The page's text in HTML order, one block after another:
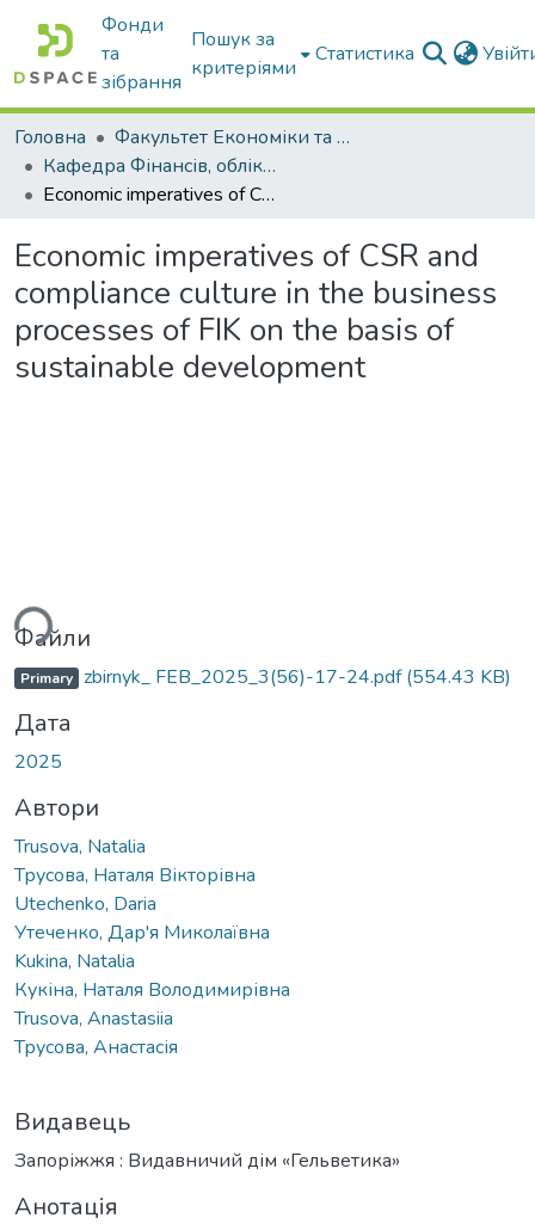
Фонди
та
зібрання
Пошук за
критеріями
Статистика
Головна
Факультет Економіки та бізнесу
Кафедра Фінансів, обліку і оподаткування
Economic imperatives of CSR and compliance culture in the business processes of FIK on the basis of sustainable development
Economic imperatives of CSR and
compliance culture in the business
processes of FIK on the basis of
sustainable development
Файли
Primary zbirnyk_ FEB_2025_3(56)-17-24.pdf(554.43 KB)
Дата
2025
Автори
Trusova, Natalia
Трусова, Наталя Вікторівна
Utechenko, Daria
Утеченко, Дар'я Миколаївна
Kukina, Natalia
Кукіна, Наталя Володимирівна
Trusova, Anastasiia
Трусова, Анастасія
Видавець
Запоріжжя : Видавничий дім «Гельветика»
Анотація